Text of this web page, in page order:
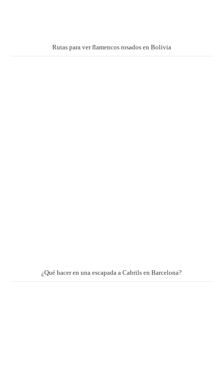
Rutas para ver flamencos rosados en Bolivia
¿Qué hacer en una escapada a Cabrils en Barcelona?